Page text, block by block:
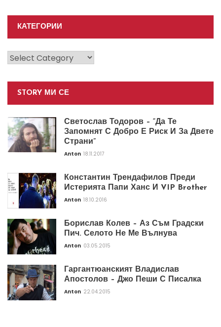
КАТЕГОРИИ
Категории
STORY МИ СЕ
Светослав Тодоров – “Да Те
Запомнят С Добро Е Риск И За Двете
Страни”
Anton 18.11.2017
Константин Трендафилов Преди
Истерията Папи Ханс И VIP Brother
Anton 18.10.2016
Борислав Колев – Аз Съм Градски
Пич. Селото Не Ме Вълнува
Anton 03.05.2015
Гаргантюанският Владислав
Апостолов – Джо Пеши С Писалка
Anton 22.04.2015